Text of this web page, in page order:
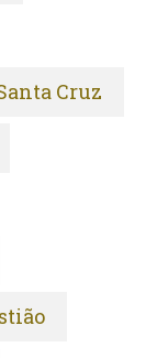
Cruz